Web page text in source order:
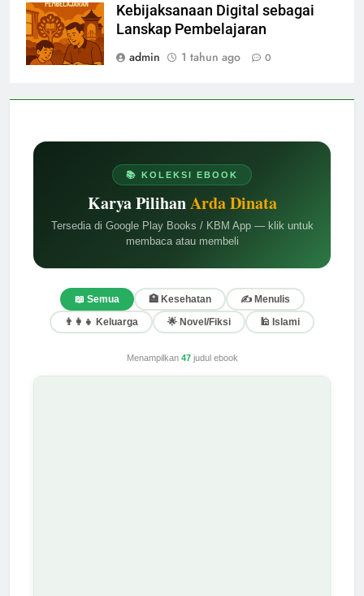
📚 KOLEKSI EBOOK
Karya PilihanArda Dinata
Tersedia di Google Play Books / KBM App — klik untuk
membaca atau membeli
📖 Semua 🏥 Kesehatan
✍️ Menulis
👨‍👩‍👧 Keluarga
🌟 Novel/Fiksi 🕌 Islami
Menampilkan 47judul ebook
Kebijaksanaan Digital sebagai
Lanskap Pembelajaran
admin
1 tahun ago 0